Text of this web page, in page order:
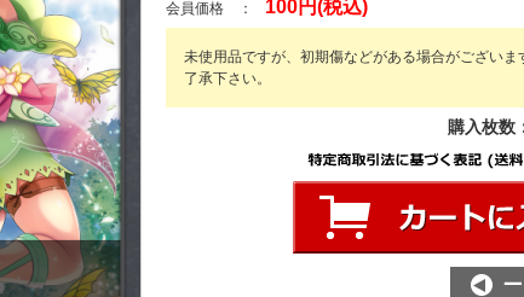
会員価格 ： 100円(税込)
未使用品ですが、初期傷などがある場合がございま
了承下さい。
購入枚数